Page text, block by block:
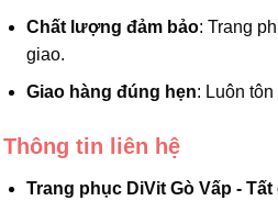
Chất lượng đảm bảo: Trang
giao.
Giao hàng đúng hẹn: Luôn
Thông tin liên hệ
Trang phục DiVit Gò Vấp -